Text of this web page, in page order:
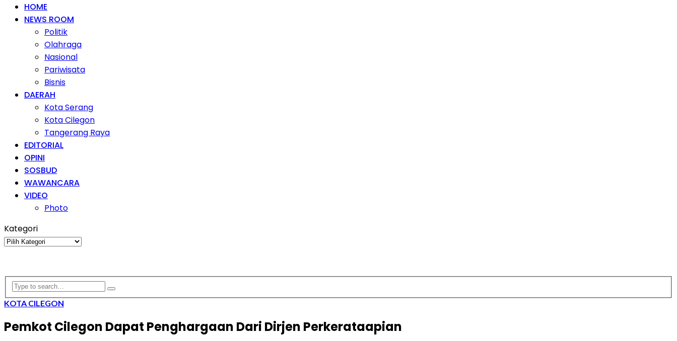
HOME
NEWS ROOM
Politik
Olahraga
Nasional
Pariwisata
Bisnis
DAERAH
Kota Serang
Kota Cilegon
Tangerang Raya
EDITORIAL
OPINI
SOSBUD
WAWANCARA
VIDEO
Photo
Kategori
Kategori
KOTA CILEGON
Pemkot Cilegon Dapat Penghargaan Dari Dirjen Perkerataapian